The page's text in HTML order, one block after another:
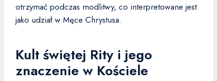
otrzymać podczas modlitwy, co interpretowane jest
jako udział w Męce Chrystusa.
Kult świętej Rity i jego
znaczenie w Kościele